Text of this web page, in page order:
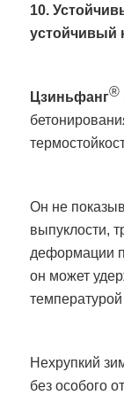
10.
устойчивый
Цзиньфанг®
Он не
выпуклости,
деформации
он может
Нехрупкий
без особого